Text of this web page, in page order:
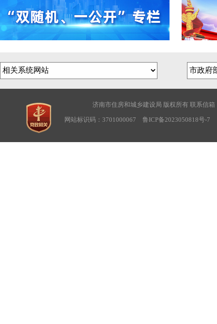
济南市住房和城乡建设局 版权所有 联系信箱
网站标识码：3701000067 鲁ICP备2023050818号-7